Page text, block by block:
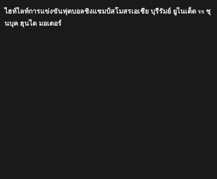
ไฮท์ไลท์การแข่งขันฟุตบอลชิงแชมป์สโมสรเอเชีย บุรีรัมย์ ยูไนเต็ด vs ชุ
นบุค ฮุนได มอเตอร์